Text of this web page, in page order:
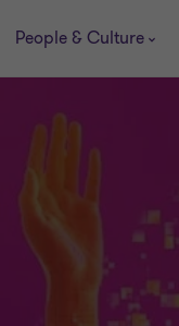
People & Culture